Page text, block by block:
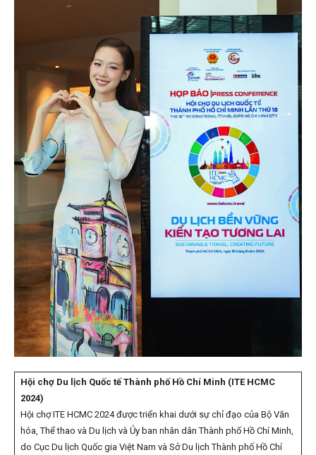
Hội chợ Du lịch Quốc tế Thành phố Hồ Chí Minh (ITE HCMC
2024)
Hội chợ ITE HCMC 2024 được triển khai dưới sự chỉ đạo của Bộ Văn
hóa, Thể thao và Du lịch và Ủy ban nhân dân Thành phố Hồ Chí Minh,
do Cục Du lịch Quốc gia Việt Nam và Sở Du lịch Thành phố Hồ Chí